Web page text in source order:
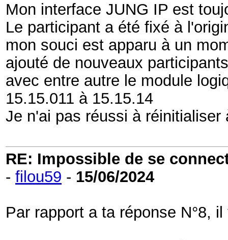
Mon interface JUNG IP est
Le participant a été fixé à
mon souci est apparu à un
ajouté de nouveaux
avec entre autre le module
15.15.011 à 15.15.14
Je n'ai pas réussi à
RE: Impossible de se
- filou59 - 15/06/2024
Par rapport a ta réponse N°8,